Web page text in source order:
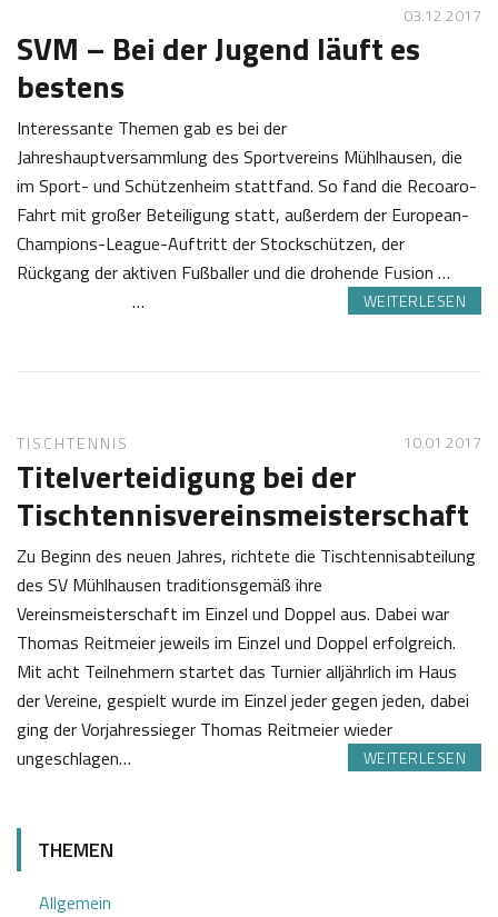
03.12 2017
SVM – Bei der Jugend läuft es
bestens
Interessante Themen gab es bei der
Jahreshauptversammlung des Sportvereins Mühlhausen, die
im Sport- und Schützenheim stattfand. So fand die Recoaro-
Fahrt mit großer Beteiligung statt, außerdem der European-
Champions-League-Auftritt der Stockschützen, der
Rückgang der aktiven Fußballer und die drohende Fusion …
…
WEITERLESEN
3
2
2
0
1
7
o
f
K
a
s
l
TISCHTENNIS 10.01 2017
Titelverteidigung bei der
Tischtennisvereinsmeisterschaft
Zu Beginn des neuen Jahres, richtete die Tischtennisabteilung
des SV Mühlhausen traditionsgemäß ihre
Vereinsmeisterschaft im Einzel und Doppel aus. Dabei war
Thomas Reitmeier jeweils im Einzel und Doppel erfolgreich.
Mit acht Teilnehmern startet das Turnier alljährlich im Haus
der Vereine, gespielt wurde im Einzel jeder gegen jeden, dabei
ging der Vorjahressieger Thomas Reitmeier wieder
ungeschlagen…
WEITERLESEN
0a
THEMEN
Allgemein